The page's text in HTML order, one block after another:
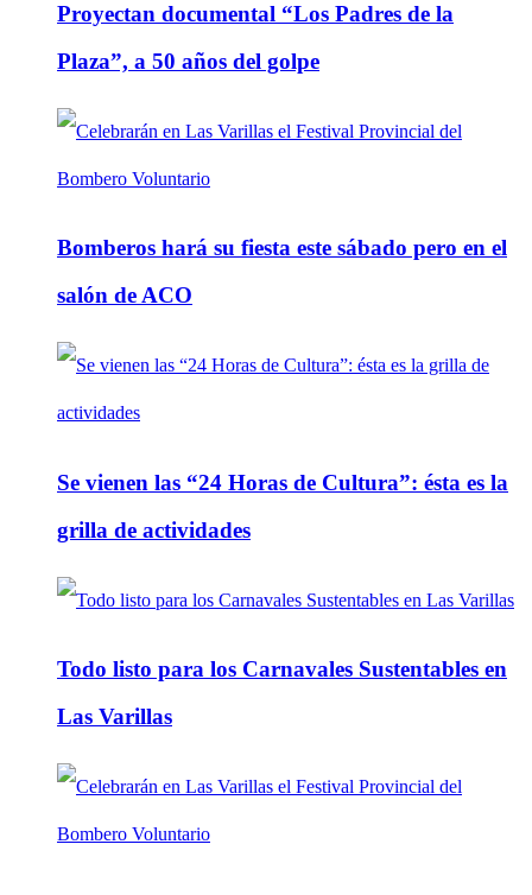
Proyectan documental “Los Padres de la
Plaza”, a 50 años del golpe
Bomberos hará su fiesta este sábado pero en el
salón de ACO
Se vienen las “24 Horas de Cultura”: ésta es la
grilla de actividades
Todo listo para los Carnavales Sustentables en
Las Varillas